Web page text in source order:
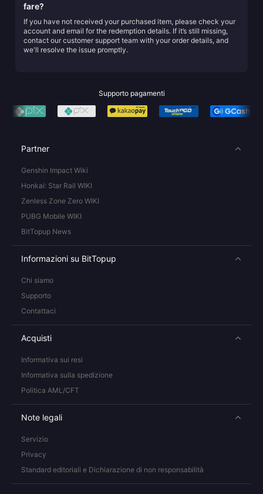
fare?
If you have not received your purchased item, please check your
account and email for the redemption details. If it’s still missing,
contact our customer support team with your order details, and
we'll resolve the issue promptly.
Supporto pagamenti
Partner
Genshin Impact Wiki
Honkai: Star Rail WIKI
Zenless Zone Zero WIKI
PUBG Mobile WIKI
BitTopup News
Informazioni su BitTopup
Chi siamo
Supporto
Contattaci
Acquisti
Informativa sui resi
Informativa sulla spedizione
Politica AML/CFT
Note legali
Servizio
Privacy
Standard editoriali e Dichiarazione di non responsabilità